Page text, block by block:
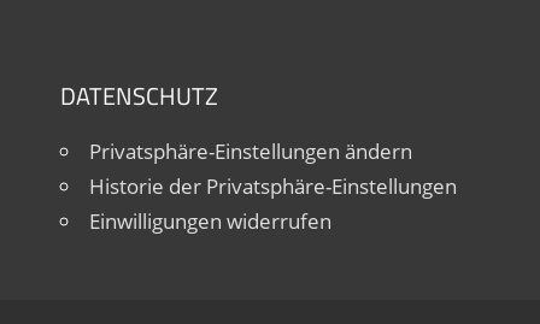
DATENSCHUTZ
Privatsphäre-Einstellungen ändern
Historie der Privatsphäre-Einstellungen
Einwilligungen widerrufen